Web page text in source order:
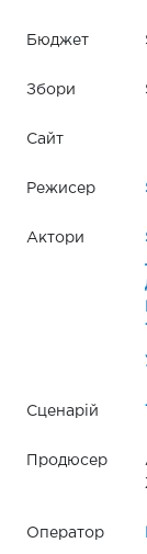
Бюджет
Збори
Сайт
Режисер
Актори
Сценарій
Продюсер
Оператор